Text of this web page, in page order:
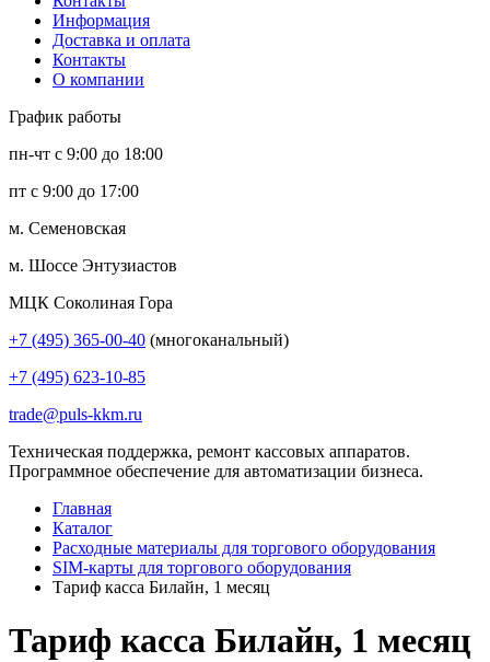
Информация
Доставка и оплата
Контакты
О компании
График работы
пн-чт с 9:00 до 18:00
пт с 9:00 до 17:00
м. Семеновская
м. Шоссе Энтузиастов
МЦК Соколиная Гора
+7 (495) 365-00-40 (многоканальный)
+7 (495) 623-10-85
trade@puls-kkm.ru
Техническая поддержка, ремонт кассовых аппаратов.
Программное обеспечение для автоматизации бизнеса.
Главная
Каталог
Расходные материалы для торгового оборудования
SIM-карты для торгового оборудования
Тариф касса Билайн, 1 месяц
Тариф касса Билайн, 1 месяц